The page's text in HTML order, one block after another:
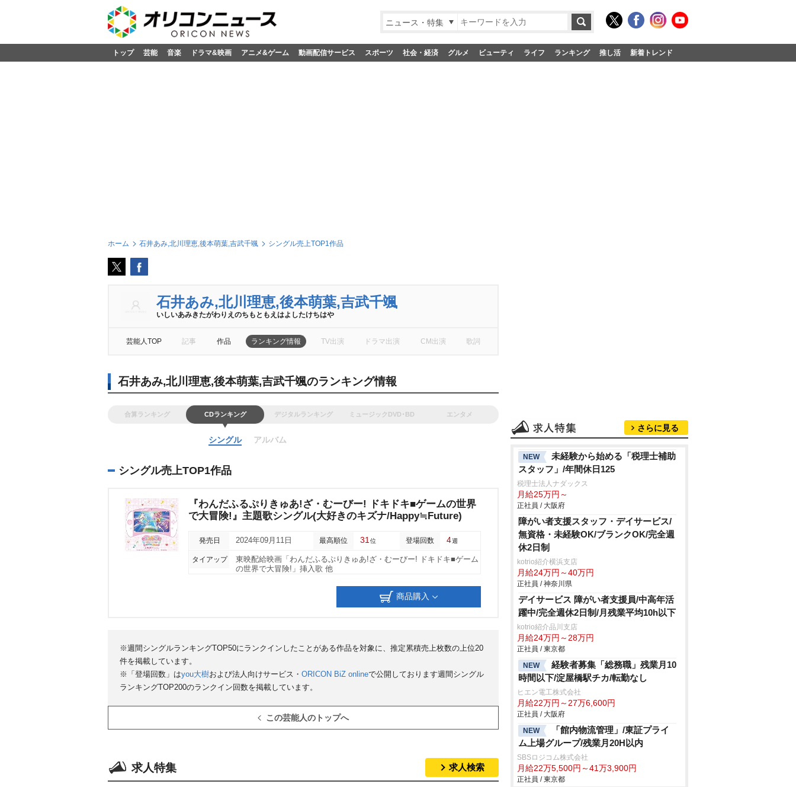
ニュース・特集
トップ 芸能 音楽 ドラマ&映画 アニメ&ゲーム 動画配信サービス スポーツ 社会・経済 グルメ ビューティ ライフ ランキング 推し活 新着トレンド
ホーム 石井あみ,北川理恵,後本萌葉,吉武千颯 シングル売上TOP1作品
石井あみ,北川理恵,後本萌葉,吉武千颯
いしいあみきたがわりえのちもともえはよしたけちは
芸能人TOP 記事 作品 ランキング情報 TV出演 ドラマ出演 CM出演 歌詞
石井あみ,北川理恵,後本萌葉,吉武千颯のランキング情報
合算ランキング CDランキング デジタルランキング ミュージックDVD･BD エンタメ
シングル アルバム
シングル売上TOP1作品
『わんだふるぷりきゅあ!ざ・むーびー! ドキドキ■ゲームの世界
で大冒険!』主題歌シングル(大好きのキズナ/Happy≒Future)
発売日 2024年09月11日 最高順位 31 位 登場回数 4週
タイアップ
東映配給映画「わんだふるぷりきゅあ!ざ・むーびー! ドキドキ■ゲーム
の世界で大冒険!」挿入歌 他
商品購入
※週間シングルランキングTOP50にランクインしたことがある作品を対象に、推定累積売上枚数の上位20
件を掲載しています。
※「登場回数」はyou大樹および法人向けサービス・ ORICON BiZ onlineで公開しております週間シングル
ランキングTOP200のランクイン回数を掲載しています。
この芸能人のトップへ
求人特集 求人検索
さらに見る
NEW
未経験から始める「税理士補助
スタッフ」/年間休日125
税理士法人ナダックス
月給25万円～
正社員 / 大阪府
障がい者支援スタッフ・デイサービス/
無資格・未経験OK/ブランクOK/完全週
休2日制
kotrio紹介横浜支店
月給24万円～40万円
正社員 / 神奈川県
デイサービス 障がい者支援員/中高年活
躍中/完全週休2日制/月残業平均10h以下
kotrio紹介品川支店
月給24万円～28万円
正社員 / 東京都
NEW
経験者募集「総務職」残業月10
時間以下/淀屋橋駅チカ/転勤なし
ヒエン電工株式会社
月給22万円～27万6,600円
正社員 / 大阪府
NEW
「館内物流管理」/東証プライ
ム上場グループ/残業月20H以内
SBSロジコム株式会社
月給22万5,500円～41万3,900円
正社員 / 東京都